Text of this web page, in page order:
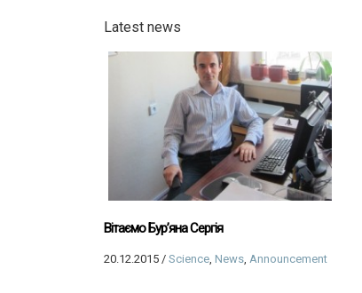
Latest news
Вітаємо Бур’яна Сергія
20.12.2015 / Science, News, Announcement